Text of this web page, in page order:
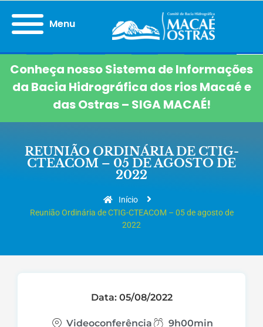
Menu
Conheça nosso Sistema de Informações
da Bacia Hidrográfica dos rios Macaé e
das Ostras – SIGA MACAÉ!
REUNIÃO ORDINÁRIA DE CTIG-
CTEACOM – 05 DE AGOSTO DE
2022
Início
Reunião Ordinária de CTIG-CTEACOM – 05 de agosto de
2022
Data: 05/08/2022
Videoconferência 9h00min